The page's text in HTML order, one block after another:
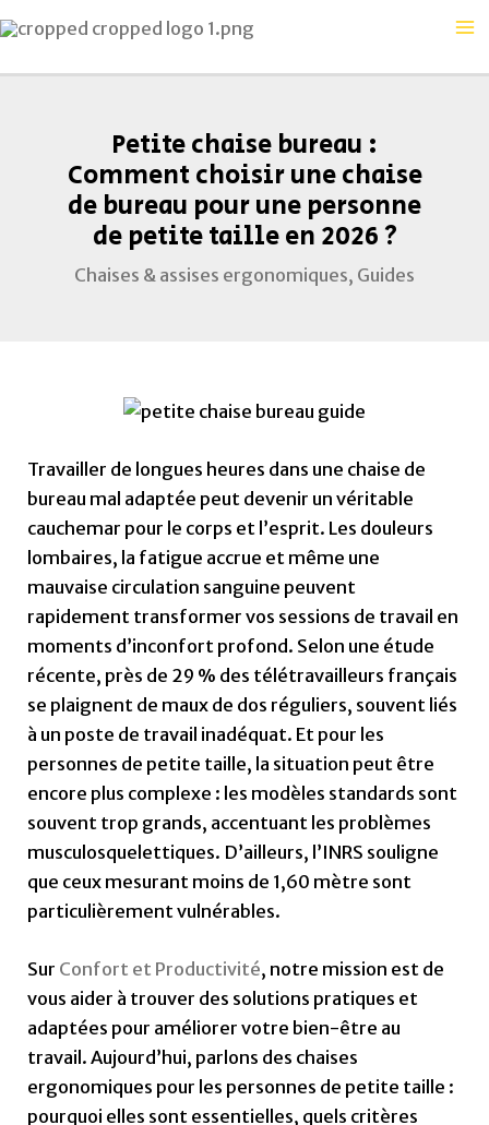
au
contenu
Petite chaise bureau :
Comment choisir une chaise
de bureau pour une personne
de petite taille en 2026 ?
Chaises & assises ergonomiques, Guides
Travailler de longues heures dans une chaise de
bureau mal adaptée peut devenir un véritable
cauchemar pour le corps et l’esprit. Les douleurs
lombaires, la fatigue accrue et même une
mauvaise circulation sanguine peuvent
rapidement transformer vos sessions de travail en
moments d’inconfort profond. Selon une étude
récente, près de 29 % des télétravailleurs français
se plaignent de maux de dos réguliers, souvent liés
à un poste de travail inadéquat. Et pour les
personnes de petite taille, la situation peut être
encore plus complexe : les modèles standards sont
souvent trop grands, accentuant les problèmes
musculosquelettiques. D’ailleurs, l’INRS souligne
que ceux mesurant moins de 1,60 mètre sont
particulièrement vulnérables.
Sur Confort et Productivité, notre mission est de
vous aider à trouver des solutions pratiques et
adaptées pour améliorer votre bien-être au
travail. Aujourd’hui, parlons des chaises
ergonomiques pour les personnes de petite taille :
pourquoi elles sont essentielles, quels critères
des
articles